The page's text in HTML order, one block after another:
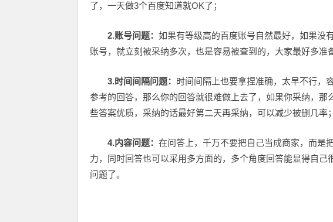
了，一天做3个百度知道就OK了；
2.账号问题： 如果有等级高的百度账号自然最好，如果没
账号，就立刻被采纳多次，也是容易被查到的，大家最好多准
3.时间间隔问题： 时间间隔上也要拿捏准确，太早不行，
参考的回答，那么你的回答就很难做上去了，如果你采纳，
些答案优质，采纳的话最好第二天再采纳，可以减少被删几率；
4.内容问题： 在问答上，千万不要把自己当成商家，而是
力，同时回答也可以采用多方面的，多个角度回答能显得自
问题了。